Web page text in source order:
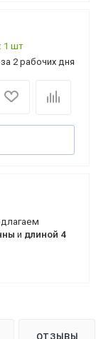
1 шт
2 рабочих дня
и длиной 4
ОТЗЫВЫ